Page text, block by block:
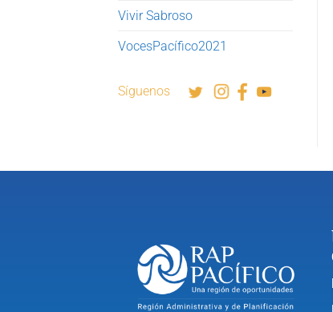
Vivir Sabroso
VocesPacífico2021
Síguenos